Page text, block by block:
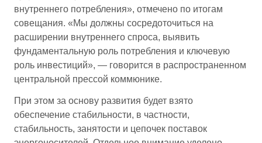
внутреннего потребления», отмечено по итогам
совещания. «Мы должны сосредоточиться на
расширении внутреннего спроса, выявить
фундаментальную роль потребления и ключевую
роль инвестиций», — говорится в распространенном
центральной прессой коммюнике.
При этом за основу развития будет взято
обеспечение стабильности, в частности,
стабильность, занятости и цепочек поставок